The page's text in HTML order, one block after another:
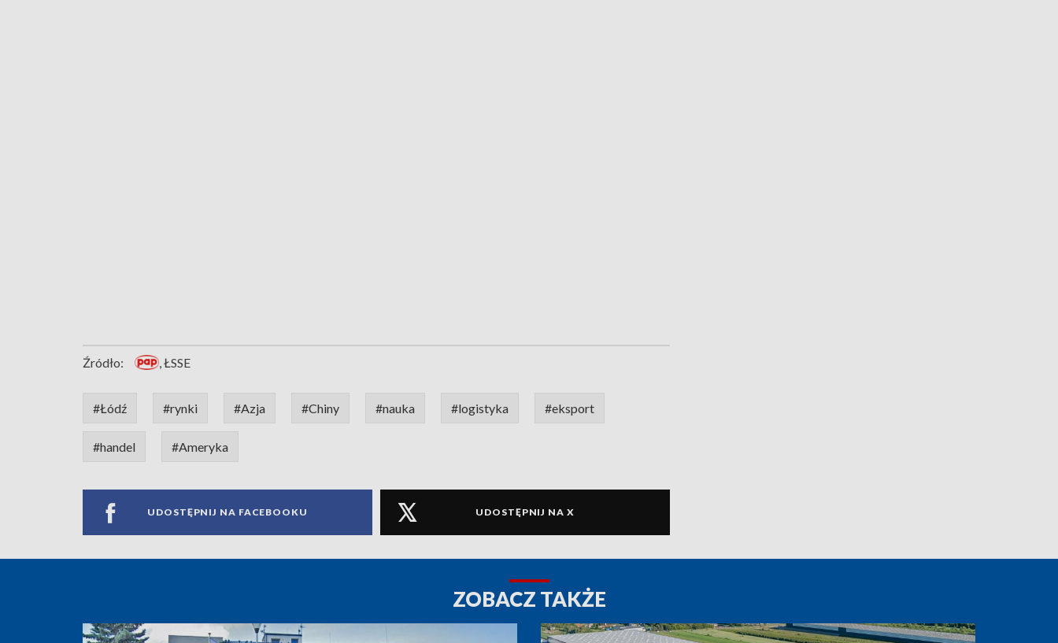
Źródło: , ŁSSE
#Łódź #rynki #Azja #Chiny #nauka #logistyka #eksport
#handel #Ameryka
UDOSTĘPNIJ NA FACEBOOKU UDOSTĘPNIJ NA X
ZOBACZ TAKŻE